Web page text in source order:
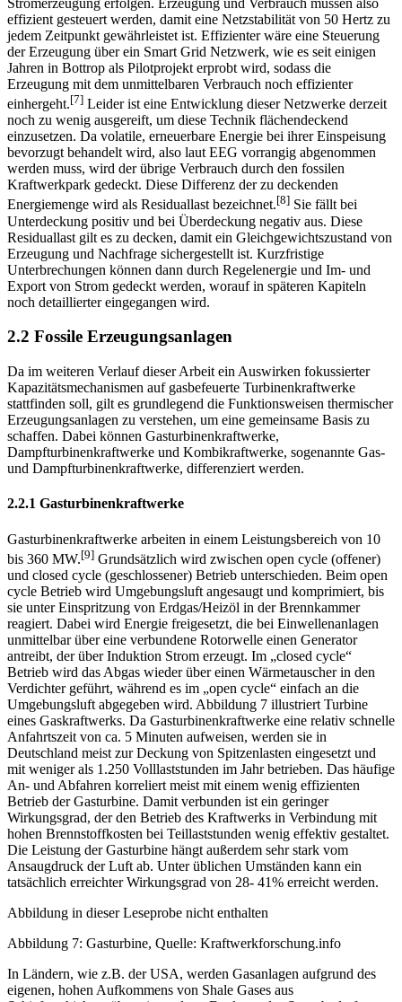
Stromerzeugung erfolgen. Erzeugung und Verbrauch müssen also
effizient gesteuert werden, damit eine Netzstabilität von 50 Hertz zu
jedem Zeitpunkt gewährleistet ist. Effizienter wäre eine Steuerung
der Erzeugung über ein Smart Grid Netzwerk, wie es seit einigen
Jahren in Bottrop als Pilotprojekt erprobt wird, sodass die
Erzeugung mit dem unmittelbaren Verbrauch noch effizienter
einhergeht.[7] Leider ist eine Entwicklung dieser Netzwerke derzeit
noch zu wenig ausgereift, um diese Technik flächendeckend
einzusetzen. Da volatile, erneuerbare Energie bei ihrer Einspeisung
bevorzugt behandelt wird, also laut EEG vorrangig abgenommen
werden muss, wird der übrige Verbrauch durch den fossilen
Kraftwerkpark gedeckt. Diese Differenz der zu deckenden
Energiemenge wird als Residuallast bezeichnet.[8] Sie fällt bei
Unterdeckung positiv und bei Überdeckung negativ aus. Diese
Residuallast gilt es zu decken, damit ein Gleichgewichtszustand von
Erzeugung und Nachfrage sichergestellt ist. Kurzfristige
Unterbrechungen können dann durch Regelenergie und Im- und
Export von Strom gedeckt werden, worauf in späteren Kapiteln
noch detaillierter eingegangen wird.
2.2 Fossile Erzeugungsanlagen
Da im weiteren Verlauf dieser Arbeit ein Auswirken fokussierter
Kapazitätsmechanismen auf gasbefeuerte Turbinenkraftwerke
stattfinden soll, gilt es grundlegend die Funktionsweisen thermischer
Erzeugungsanlagen zu verstehen, um eine gemeinsame Basis zu
schaffen. Dabei können Gasturbinenkraftwerke,
Dampfturbinenkraftwerke und Kombikraftwerke, sogenannte Gas-
und Dampfturbinenkraftwerke, differenziert werden.
2.2.1 Gasturbinenkraftwerke
Gasturbinenkraftwerke arbeiten in einem Leistungsbereich von 10
bis 360 MW.[9] Grundsätzlich wird zwischen open cycle (offener)
und closed cycle (geschlossener) Betrieb unterschieden. Beim open
cycle Betrieb wird Umgebungsluft angesaugt und komprimiert, bis
sie unter Einspritzung von Erdgas/Heizöl in der Brennkammer
reagiert. Dabei wird Energie freigesetzt, die bei Einwellenanlagen
unmittelbar über eine verbundene Rotorwelle einen Generator
antreibt, der über Induktion Strom erzeugt. Im „closed cycle“
Betrieb wird das Abgas wieder über einen Wärmetauscher in den
Verdichter geführt, während es im „open cycle“ einfach an die
Umgebungsluft abgegeben wird. Abbildung 7 illustriert Turbine
eines Gaskraftwerks. Da Gasturbinenkraftwerke eine relativ schnelle
Anfahrtszeit von ca. 5 Minuten aufweisen, werden sie in
Deutschland meist zur Deckung von Spitzenlasten eingesetzt und
mit weniger als 1.250 Volllaststunden im Jahr betrieben. Das häufige
An- und Abfahren korreliert meist mit einem wenig effizienten
Betrieb der Gasturbine. Damit verbunden ist ein geringer
Wirkungsgrad, der den Betrieb des Kraftwerks in Verbindung mit
hohen Brennstoffkosten bei Teillaststunden wenig effektiv gestaltet.
Die Leistung der Gasturbine hängt außerdem sehr stark vom
Ansaugdruck der Luft ab. Unter üblichen Umständen kann ein
tatsächlich erreichter Wirkungsgrad von 28- 41% erreicht werden.
Abbildung in dieser Leseprobe nicht enthalten
Abbildung 7: Gasturbine, Quelle: Kraftwerkforschung.info
In Ländern, wie z.B. der USA, werden Gasanlagen aufgrund des
eigenen, hohen Aufkommens von Shale Gases aus